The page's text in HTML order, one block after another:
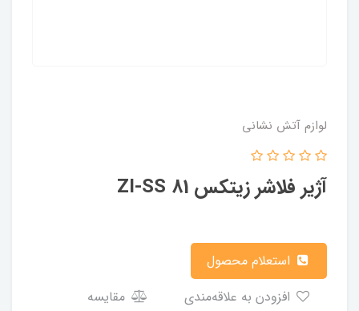
لوازم آتش نشانی
آژیر فلاشر زیتکس ZI-SS 81
مقایسه